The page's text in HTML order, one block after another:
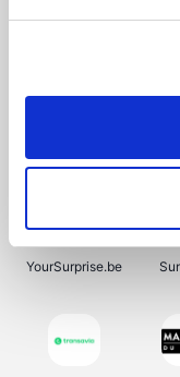
SupraBazar
YourSurprise.be